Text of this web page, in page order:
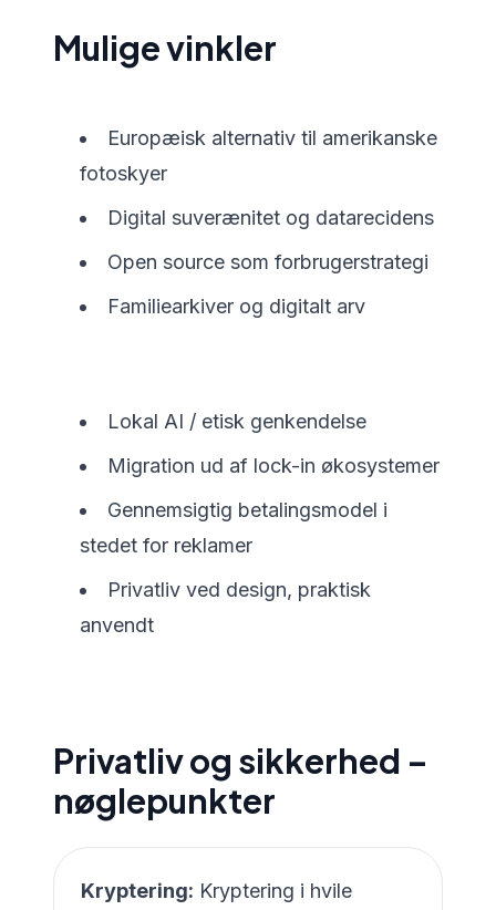
Mulige vinkler
Europæisk alternativ til amerikanske
fotoskyer
Digital suverænitet og datarecidens
Open source som forbrugerstrategi
Familiearkiver og digitalt arv
Lokal AI / etisk genkendelse
Migration ud af lock-in økosystemer
Gennemsigtig betalingsmodel i
stedet for reklamer
Privatliv ved design, praktisk
anvendt
Privatliv og sikkerhed –
nøglepunkter
Kryptering: Kryptering i hvile